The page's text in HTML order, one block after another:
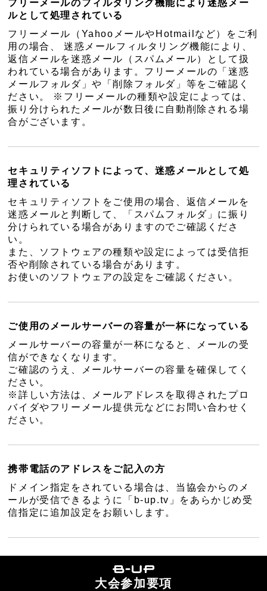
フリーメールのフィルタリング機能により迷惑メー
ルとして処理されている
フリーメール（YahooメールやHotmailなど）をご利
用の場合、 迷惑メールフィルタリング機能により、
返信メールを迷惑メール（スパムメール）として扱
われている場合があります。フリーメールの「迷惑
メールフォルダ」や「削除フォルダ」等をご確認く
ださい。 ※フリーメールの種類や設定によっては、
振り分けられたメールが数日後に自動削除される場
合がございます。
セキュリティソフトによって、迷惑メールとして処
理されている
セキュリティソフトをご使用の場合、返信メールを
迷惑メールと判断して、「スパムフォルダ」に振り
分けられている場合がありますのでご確認くださ
い。
また、ソフトウェアの種類や設定によっては受信拒
否や削除されている場合があります。
お使いのソフトウェアの設定をご確認ください。
ご使用のメールサーバーの容量が一杯になっている
メールサーバーの容量が一杯になると、メールの受
信ができなくなります。
ご確認のうえ、メールサーバーの容量を確保してく
ださい。
※詳しい方法は、メールアドレスを取得されたプロ
バイダやフリーメール提供元などにお問い合わせく
ださい。
携帯電話のアドレスをご記入の方
ドメイン指定をされている場合は、当協会からのメ
ールが受信できるように「b-up.tv」をあらかじめ受
信指定に追加設定をお願いします。
大会参加要項